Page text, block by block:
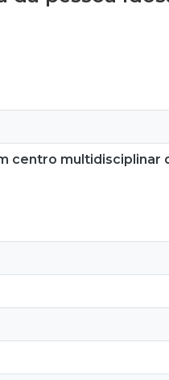
centro multidisciplinar